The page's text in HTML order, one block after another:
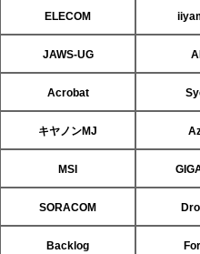
ELECOM
JAWS-UG
Acrobat
キヤノンMJ
MSI
SORACOM
Backlog